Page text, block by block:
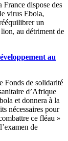
France dispose des
virus Ebola,
un
au détriment de
au
Fonds de solidarité
d’Afrique
et donnera à la
nécessaires pour
ce fléau »
de